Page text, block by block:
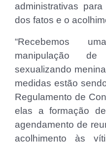
administrativas
dos fatos e o
“Recebemos
manipulação
sexualizando
medidas estão
Regulamento de
elas a formação
agendamento de
acolhimento às